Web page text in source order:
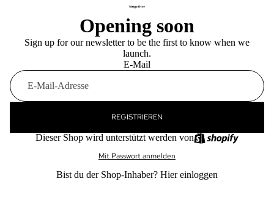
Opening soon
Sign up for our newsletter to be the first to know when we
launch.
E-Mail
REGISTRIEREN
Dieser Shop wird unterstützt werden von
Mit Passwort anmelden
Bist du der Shop-Inhaber? Hier einloggen